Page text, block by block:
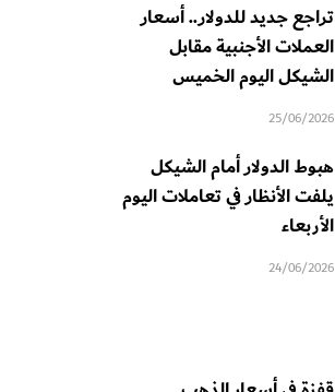
تراجع جديد للدولار.. أسعار
العملات الأجنبية مقابل
الشيكل اليوم الخميس
25/06/2026
هبوط الدولار أمام الشيكل
يلفت الأنظار في تعاملات اليوم
الأربعاء
24/06/2026